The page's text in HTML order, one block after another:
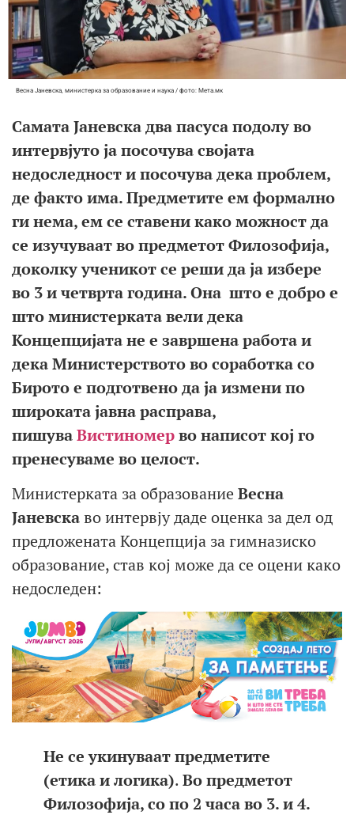
Весна Јаневска, министерка за образование и наука / фото: Мета.мк
Самата Јаневска два пасусa подолу во
интервјуто ја посочува својата
недоследност и посочува дека проблем,
де факто има. Предметите ем формално
ги нема, ем се ставени како можност да
се изучуваат во предметот Филозофија,
доколку ученикот се реши да ја избере
во 3 и четврта година. Она што е добро е
што министерката вели дека
Концепцијата не е завршена работа и
дека Министерството во соработка со
Бирото е подготвено да ја измени по
широката јавна расправа,
пишуваВистиномерво написот кој го
пренесуваме во целост.
Министерката за образование Весна
Јаневскаво интервју даде оценка за дел од
предложената Концепција за гимназиско
образование, став кој може да се оцени како
недоследен:
Не се укинуваат предметите
(етика и логика).Во предметот
Филозофија, со по 2 часа во 3. и 4.